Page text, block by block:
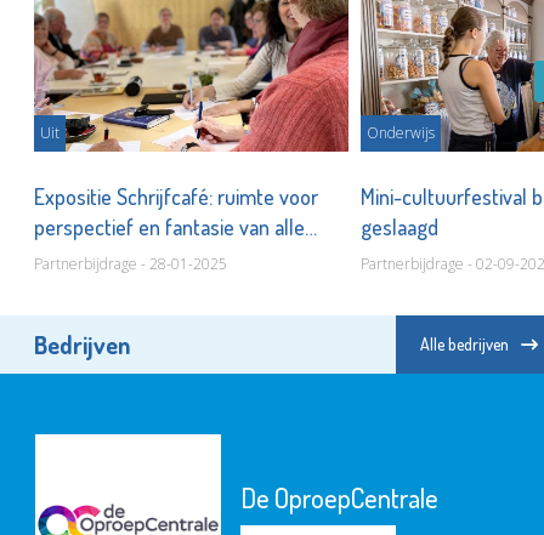
Uit
Expositie Schrijfcafé: ruimte voor
perspectief en fantasie van alle
Schiedammers
Partnerbijdrage - 28-01-2025
Onderwijs
Mini-cultuurfestival
geslaagd
Partnerbijdrage - 02-09-
Bedrijven Alle bedrijven
De OproepCentrale